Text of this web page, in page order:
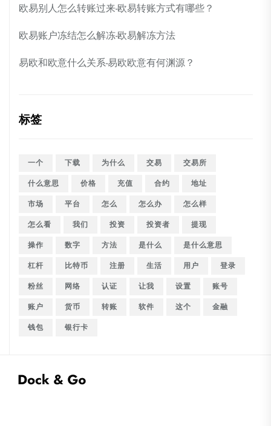
欧易别人怎么转账过来-欧易转账方式有哪些？
欧易账户冻结怎么解冻-欧易解冻方法
易欧和欧意什么关系-易欧欧意有何渊源？
标签
一个 下载 为什么 交易
交易所
什么意思
价格 充值 合约
地址
市场
平台 怎么 怎么办
怎么样
怎么看
我们 投资 投资者
提现
操作
数字 方法 是什么
是什么意思
杠杆
比特币 注册 生活 用户
登录
粉丝
网络 认证 让我 设置
账号
账户
货币 转账 软件 这个
金融
钱包
银行卡